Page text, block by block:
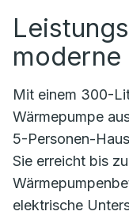
moderne
Mit einem 300-
Wärmepumpe
5-Personen-
Sie erreicht bis
elektrische